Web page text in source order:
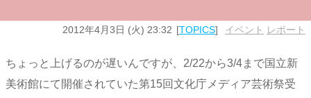
2012年4月3日 (火) 23:32 TOPICS イベント レポート
ちょっと上げるのが遅いんですが、2/22から3/4まで国立新
美術館にて開催されていた第15回文化庁メディア芸術祭受